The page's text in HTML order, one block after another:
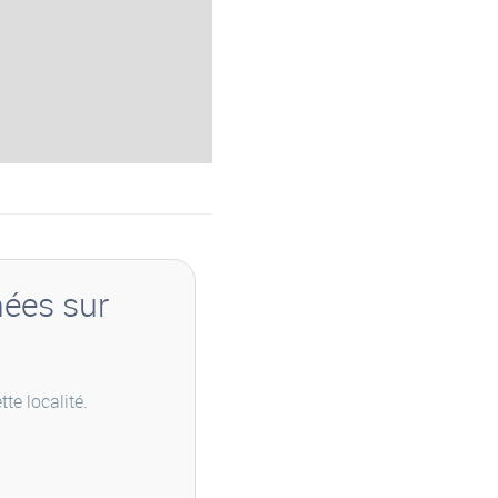
sur
localité.